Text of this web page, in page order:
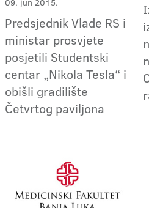
09. jun 2015.
Predsjednik Vlade RS i
ministar prosvjete
posjetili Studentski
centar „Nikola Tesla“ i
obišli gradilište
Četvrtog paviljona